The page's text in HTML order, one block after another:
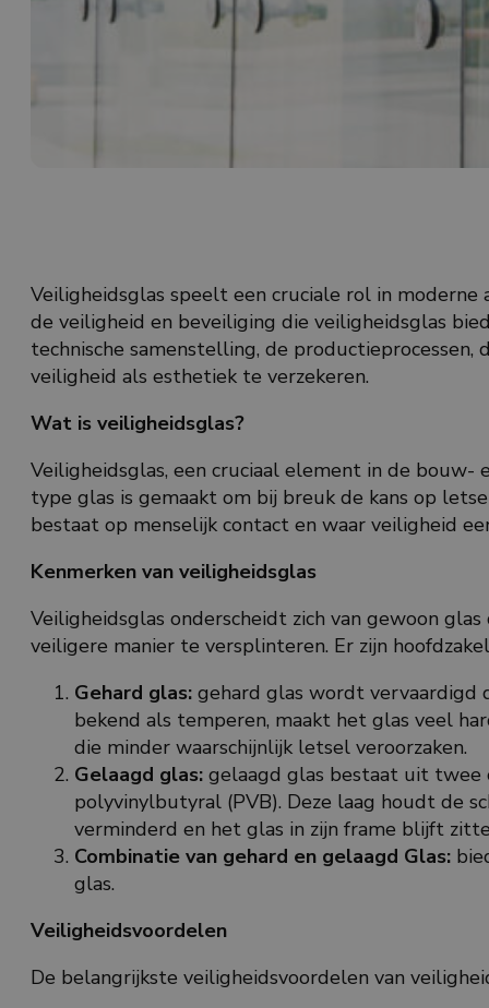
Veiligheidsglas speelt een cruciale rol in
de veiligheid en beveiliging die veiligheidsglas
technische samenstelling, de
veiligheid als esthetiek te verzekeren.
Wat is veiligheidsglas?
Veiligheidsglas, een cruciaal element in de
type glas is gemaakt om bij breuk de kans op
bestaat op menselijk contact en waar veiligheid
Kenmerken van veiligheidsglas
Veiligheidsglas onderscheidt zich van gewoon
veiligere manier te versplinteren. Er zijn
Gehard glas: gehard glas wordt vervaardigd
bekend als temperen, maakt het glas veel
die minder waarschijnlijk letsel veroorzaken.
Gelaagd glas: gelaagd glas bestaat uit twee
polyvinylbutyral (PVB). Deze laag houdt de
verminderd en het glas in zijn frame blijft
Combinatie van gehard en gelaagd Glas:
glas.
Veiligheidsvoordelen
De belangrijkste veiligheidsvoordelen van